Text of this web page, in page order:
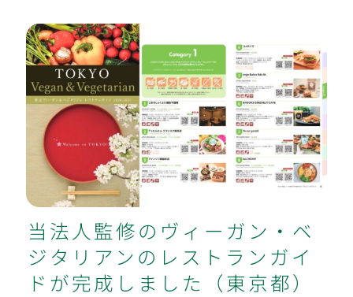
当法人監修のヴィーガン・ベジタリア
ンのレストランガイドが完成しました
（東京都）
当法人監修のヴィーガン・ベ
ジタリアンのレストランガイ
ドが完成しました（東京都）